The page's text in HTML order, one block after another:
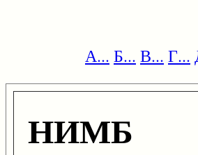
А... Б... В... Г...
НИМБ